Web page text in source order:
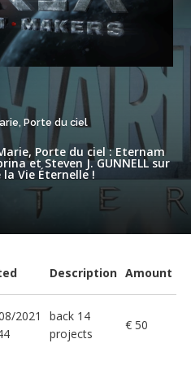
Porte du ciel
Porte du ciel : Eternam
et Steven J. GUNNELL sur
Vie Éternelle !
Description Amount
2021
back 14
projects
€ 50